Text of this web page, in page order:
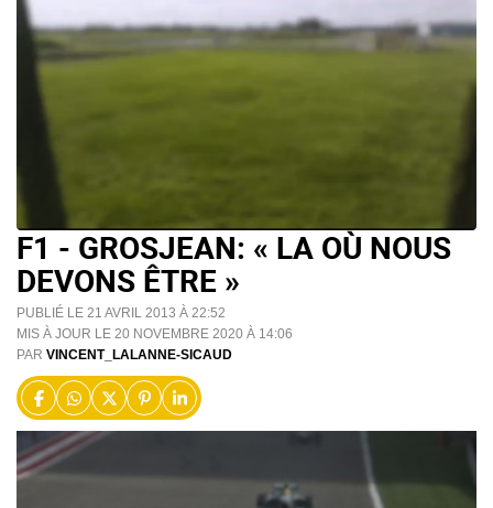
F1 - GROSJEAN: « LA OÙ NOUS
DEVONS ÊTRE »
PUBLIÉ LE 21 AVRIL 2013 À 22:52
MIS À JOUR LE 20 NOVEMBRE 2020 À 14:06
PAR VINCENT_LALANNE-SICAUD